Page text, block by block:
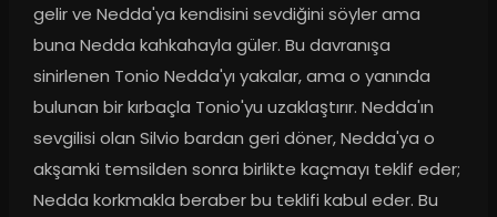
gelir ve Nedda'ya kendisini sevdiğini söyler ama
buna Nedda kahkahayla güler. Bu davranışa
sinirlenen Tonio Nedda'yı yakalar, ama o yanında
bulunan bir kırbaçla Tonio'yu uzaklaştırır. Nedda'ın
sevgilisi olan Silvio bardan geri döner, Nedda'ya o
akşamki temsilden sonra birlikte kaçmayı teklif eder;
Nedda korkmakla beraber bu teklifi kabul eder. Bu